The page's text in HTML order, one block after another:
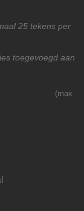
25 tekens per
toegevoegd aan
(max